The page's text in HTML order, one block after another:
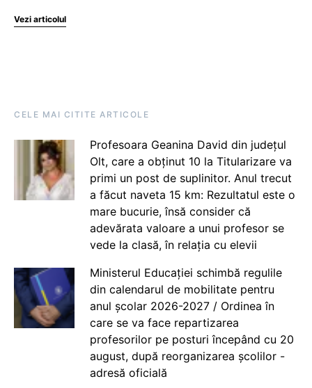
Vezi articolul
CELE MAI CITITE ARTICOLE
Profesoara Geanina David din județul
Olt, care a obținut 10 la Titularizare va
primi un post de suplinitor. Anul trecut
a făcut naveta 15 km: Rezultatul este o
mare bucurie, însă consider că
adevărata valoare a unui profesor se
vede la clasă, în relația cu elevii
Ministerul Educației schimbă regulile
din calendarul de mobilitate pentru
anul școlar 2026-2027 / Ordinea în
care se va face repartizarea
profesorilor pe posturi începând cu 20
august, după reorganizarea școlilor -
adresă oficială